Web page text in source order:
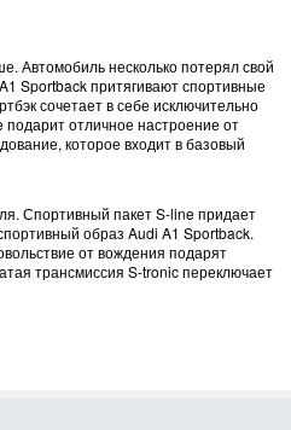
Автомобиль несколько потерял свой
Sportback притягивают спортивные
сочетает в себе исключительно
подарит отличное настроение от
которое входит в базовый
Спортивный пакет S-line придает
образ Audi A1 Sportback.
от вождения подарят
трансмиссия S-tronic переключает